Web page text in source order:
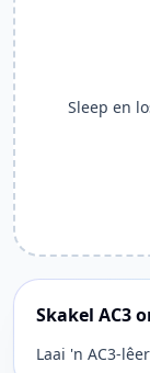
Sleep en
Skakel AC3
Laai 'n AC3-